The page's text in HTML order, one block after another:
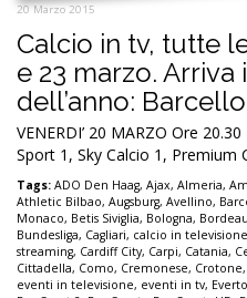
20 Marzo 2015
Calcio in tv, tutte
e 23 marzo.
dell’anno:
VENERDI’ 20 MARZO Ore
Sport 1, Sky Calcio 1, Premium
Tags: ADO Den Haag, Ajax, Almeria,
Athletic Bilbao, Augsburg, Avellino,
Monaco, Betis Siviglia, Bologna,
Bundesliga, Cagliari, calcio in televisione
streaming, Cardiff City, Carpi, Catania,
Cittadella, Como, Cremonese, Crotone,
eventi in televisione, eventi in tv,